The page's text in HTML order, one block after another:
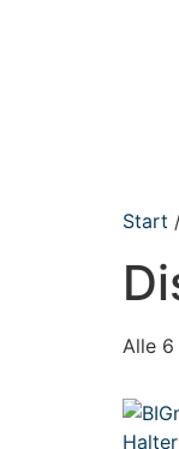
Start
Alle 6